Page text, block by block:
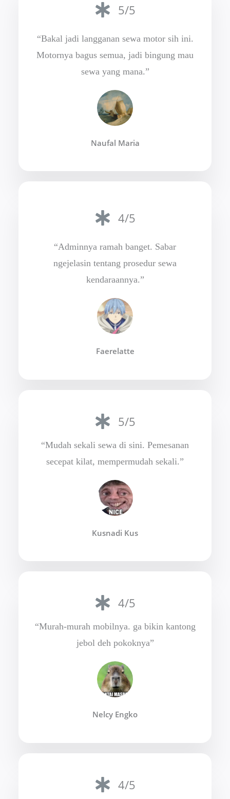
5/5
“Bakal jadi langganan sewa motor sih ini.
Motornya bagus semua, jadi bingung mau
sewa yang mana.”
Naufal Maria
4/5
“Adminnya ramah banget. Sabar
ngejelasin tentang prosedur sewa
kendaraannya.”
Faerelatte
5/5
“Mudah sekali sewa di sini. Pemesanan
secepat kilat, mempermudah sekali.”
Kusnadi Kus
4/5
“Murah-murah mobilnya. ga bikin kantong
jebol deh pokoknya”
Nelcy Engko
4/5